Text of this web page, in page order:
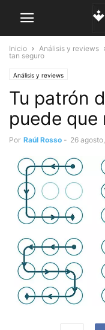
Inicio Análisis y reviews
tan seguro
Análisis y reviews
Tu patrón
puede que
Por Raúl Rosso - 26